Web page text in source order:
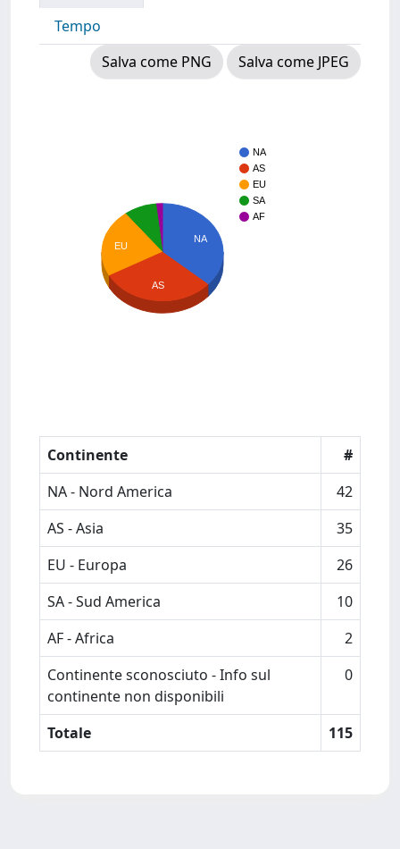
Tempo
Salva come PNG
Salva come JPEG
NA
AS
EU
SA
AF
NA
EU
AS
Continente
#
NA - Nord America
42
AS - Asia
35
EU - Europa
26
SA - Sud America
10
AF - Africa
2
Continente sconosciuto - Info sul
continente non disponibili
0
Totale 115